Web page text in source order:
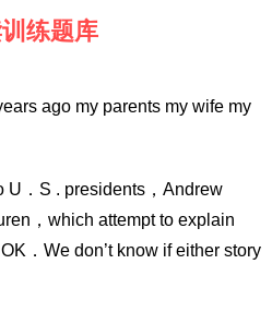
练题库
ago my parents my wife my
U．S . presidents，Andrew
，which attempt to explain
．We don’t know if either story